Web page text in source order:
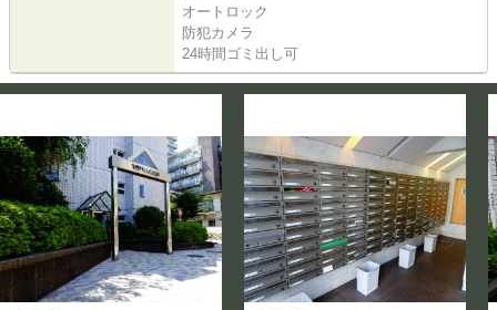
オートロック
防犯カメラ
24時間ゴミ出し可